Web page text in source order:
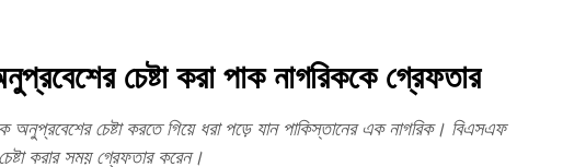
চেষ্টা করা পাক নাগরিককে গ্রেফতার
অনুপ্রবেশের চেষ্টা করতে গিয়ে ধরা পড়ে যান পাকিস্তানের এক নাগরিক। বিএসএফ
করার সময় গ্রেফতার করেন।